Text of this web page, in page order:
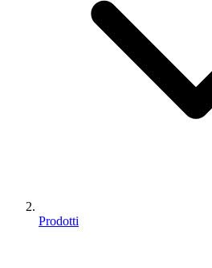
Prodotti